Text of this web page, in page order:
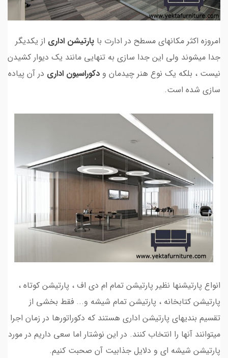
امروزه اکثر مکانهای مسطح در ادارت با پارتیشن اداری از یکدیگر
جدا میشوند ولی این جدا سازی به تنهایی مانند یک دیوار کشیدن
نیست ، بلکه یک نوع هنر چیدمان و دکوراسیون اداری در آن پیاده
سازی شده است.
انواع پارتیشنها نظیر پارتیشن تمام ام دی اف ، پارتیشن کوتاه ،
پارتیشن کتابخانه ، پارتیشن تمام شیشه و... فقط بخشی از
تقسیم بندیهای پارتیشن اداری هستند که دکوراتورها در زمان اجرا
میتوانند آنها را انتخاب کنند. در این نوشتار اما سعی داریم در مورد
پارتیشن شیشه ای و دلایل جذابیت آن صحبت کنیم.